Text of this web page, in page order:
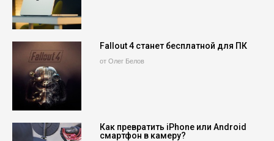
Fallout 4 станет бесплатной для ПК
от Олег Белов
Как превратить iPhone или Android
смартфон в камеру?